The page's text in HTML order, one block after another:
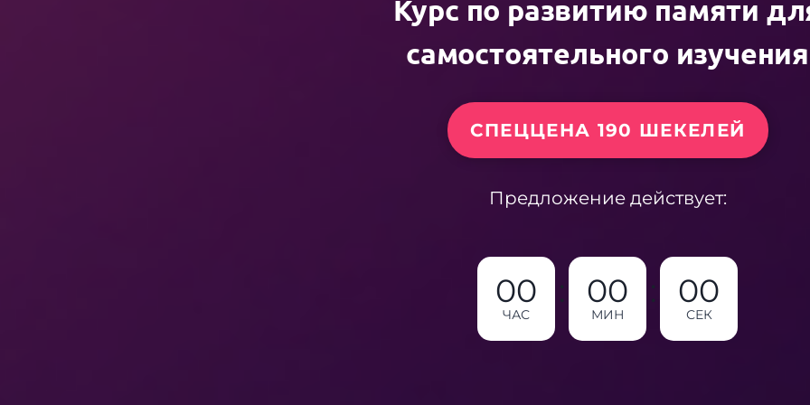
Курс по развитию памяти
самостоятельного изучения
СПЕЦЦЕНА 190 ШЕКЕЛЕЙ
Предложение действует:
00
ЧАС
00
МИН
00
СЕК